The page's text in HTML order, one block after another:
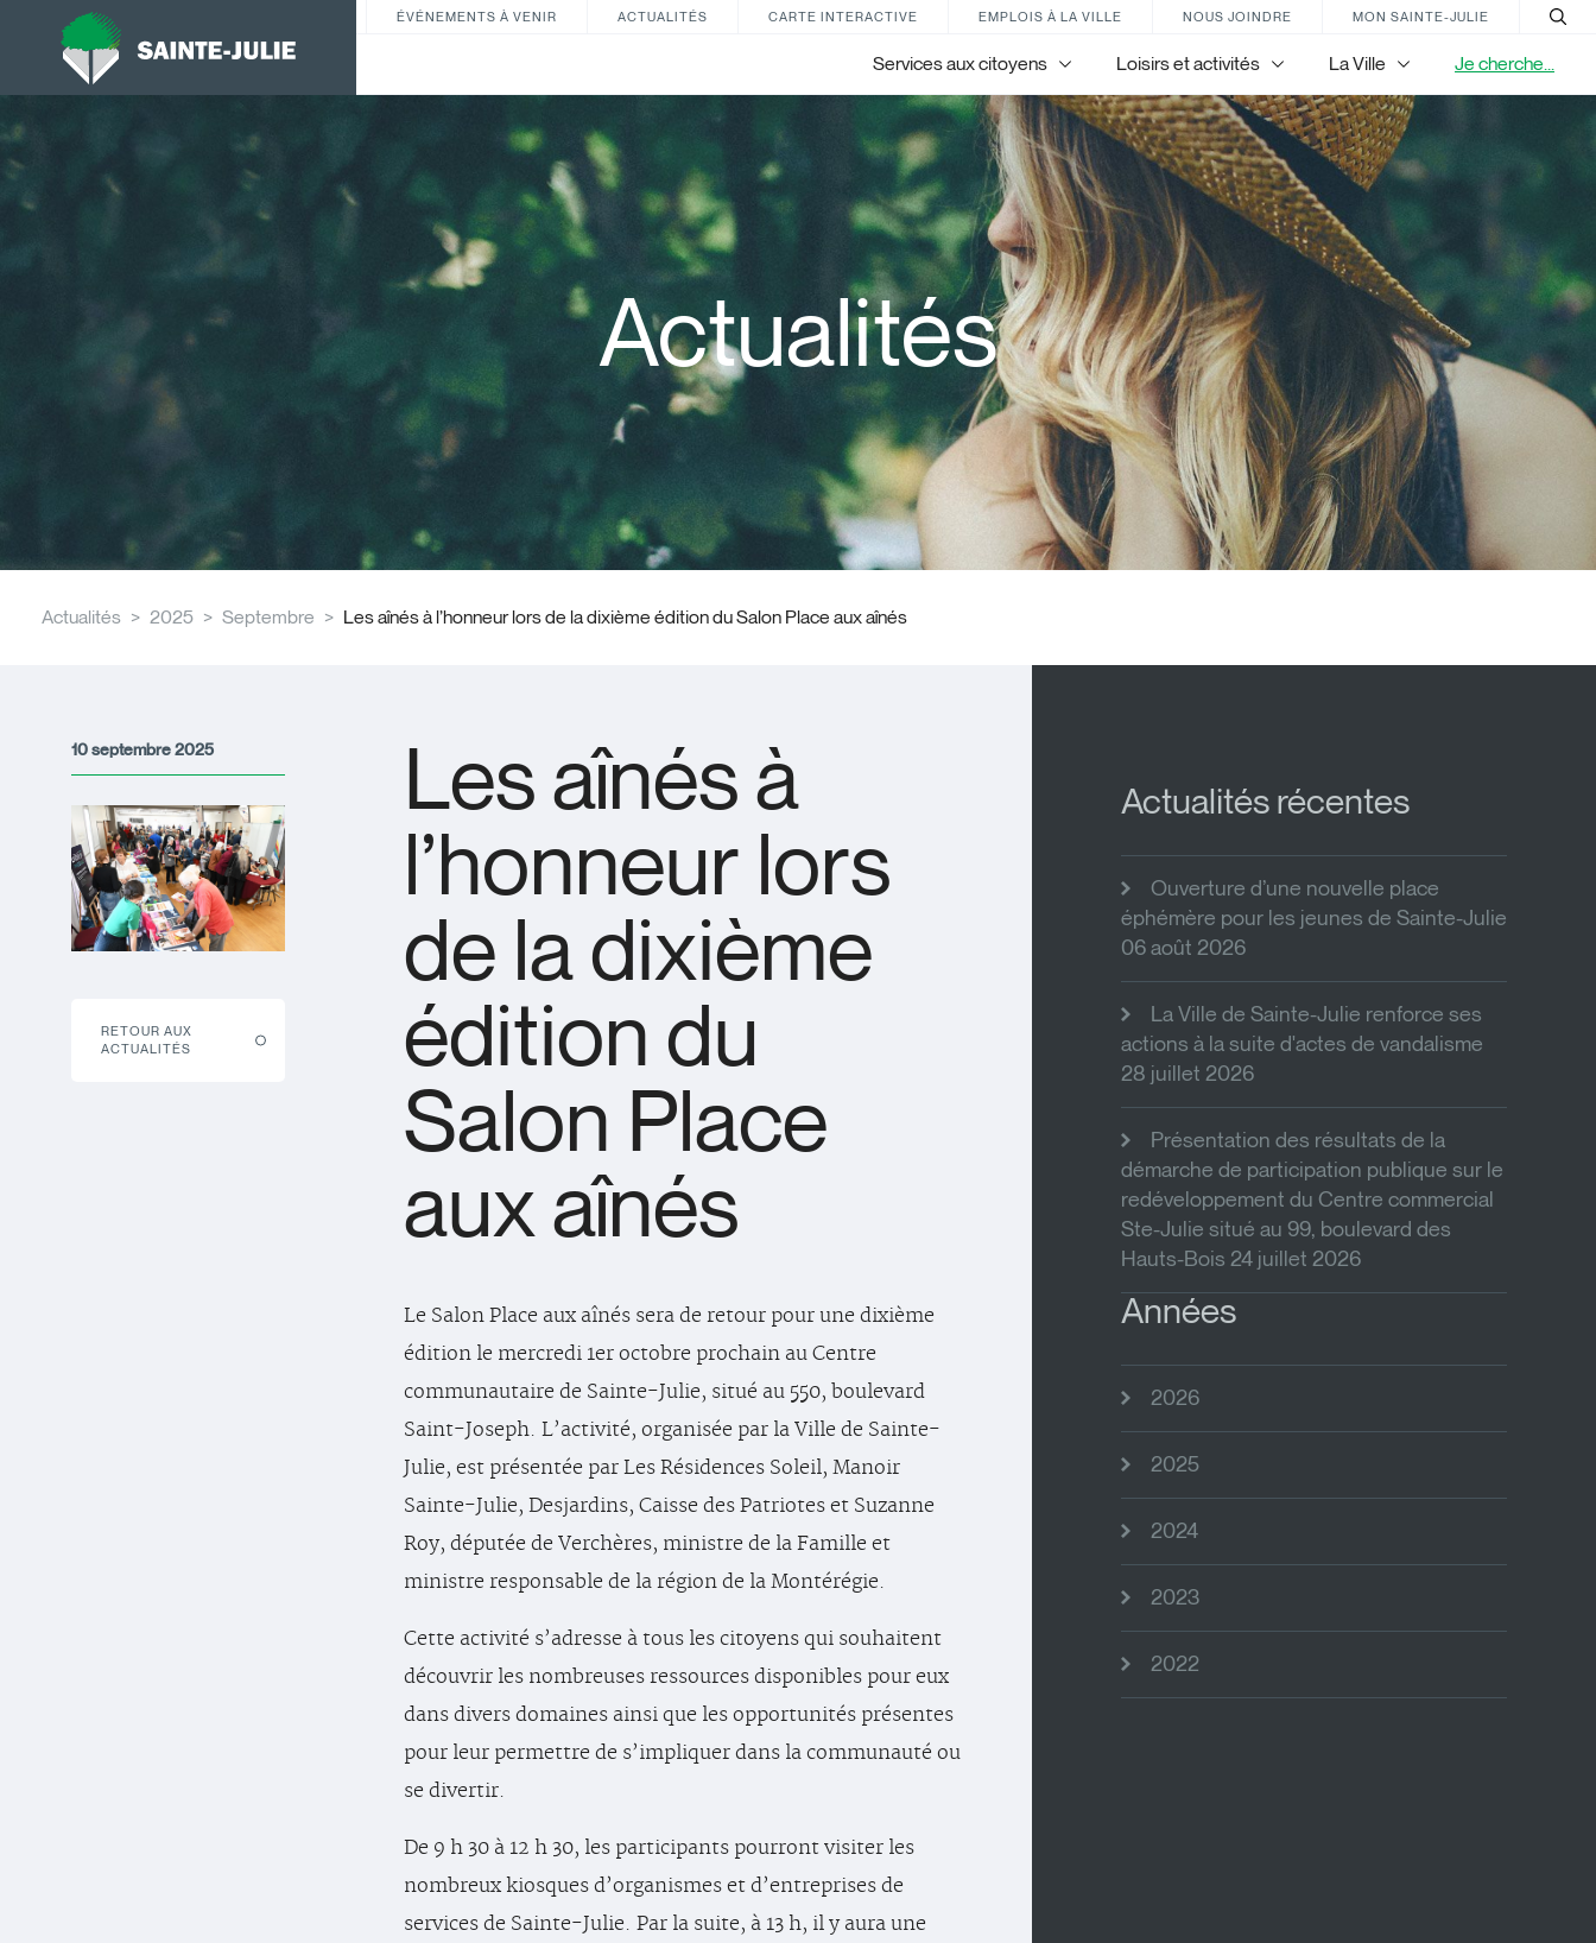
ÉVÉNEMENTS À VENIR ACTUALITÉS CARTE INTERACTIVE EMPLOIS À LA VILLE NOUS JOINDRE MON SAINTE-JULIE
Services aux citoyens Loisirs et activités La Ville Je cherche...
Actualités
Actualités 2025 Septembre Les aînés à l’honneur lors de la dixième édition du Salon Place aux aînés
10 septembre 2025
RETOUR AUX
ACTUALITÉS
Les aînés à
l’honneur lors
de la dixième
édition du
Salon Place
aux aînés
Le Salon Place aux aînés sera de retour pour une dixième
édition le mercredi 1er octobre prochain au Centre
communautaire de Sainte-Julie, situé au 550, boulevard
Saint-Joseph. L’activité, organisée par la Ville de Sainte-
Julie, est présentée par Les Résidences Soleil, Manoir
Sainte-Julie, Desjardins, Caisse des Patriotes et Suzanne
Roy, députée de Verchères, ministre de la Famille et
ministre responsable de la région de la Montérégie.
Cette activité s’adresse à tous les citoyens qui souhaitent
découvrir les nombreuses ressources disponibles pour eux
dans divers domaines ainsi que les opportunités présentes
pour leur permettre de s’impliquer dans la communauté ou
se divertir.
De 9 h 30 à 12 h 30, les participants pourront visiter les
nombreux kiosques d’organismes et d’entreprises de
services de Sainte-Julie. Par la suite, à 13 h, il y aura une
Actualités récentes
Ouverture d’une nouvelle place
éphémère pour les jeunes de Sainte-Julie
06 août 2026
La Ville de Sainte-Julie renforce ses
actions à la suite d'actes de vandalisme
28 juillet 2026
Présentation des résultats de la
démarche de participation publique sur le
redéveloppement du Centre commercial
Ste-Julie situé au 99, boulevard des
Hauts-Bois 24 juillet 2026
Années
2026
2025
2024
2023
2022